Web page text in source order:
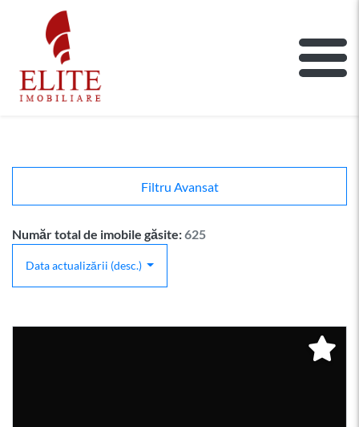
ELITE IMOBILIARE
Main Nav
Filtru Avansat
Număr total de imobile găsite:625
Data actualizării (desc.)